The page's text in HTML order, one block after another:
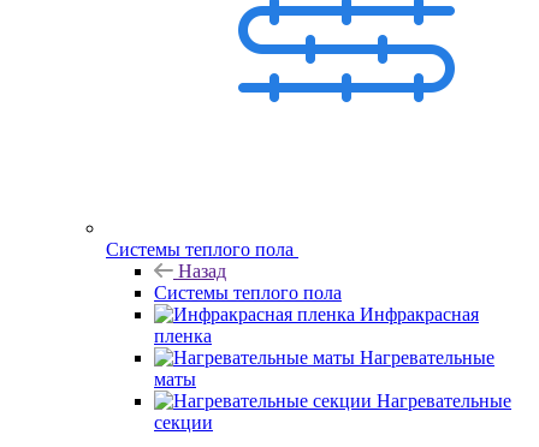
Системы теплого пола
Назад
Системы теплого пола
Инфракрасная
пленка
Нагревательные
маты
Нагревательные
секции